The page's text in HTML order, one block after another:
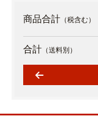
商品合計 （税含む）
合計 （送料別）